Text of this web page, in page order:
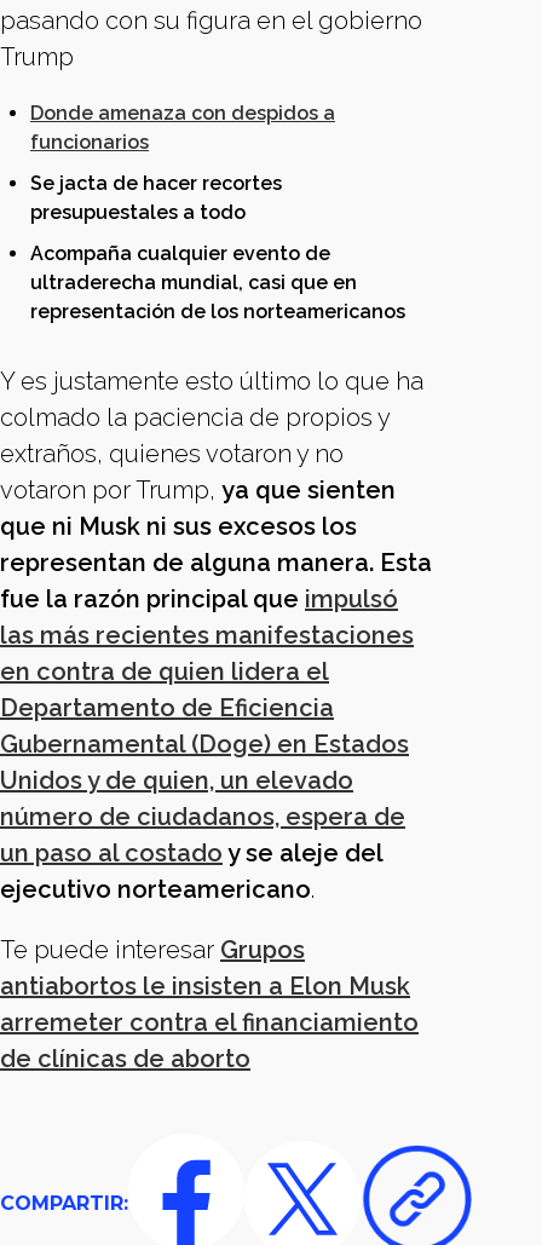
pasando con su figura en el gobierno
Trump
Donde amenaza con despidos a
funcionarios
Se jacta de hacer recortes
presupuestales a todo
Acompaña cualquier evento de
ultraderecha mundial, casi que en
representación de los norteamericanos
Y es justamente esto último lo que ha
colmado la paciencia de propios y
extraños, quienes votaron y no
votaron por Trump, ya que sienten
que ni Musk ni sus excesos los
representan de alguna manera. Esta
fue la razón principal que impulsó
las más recientes manifestaciones
en contra de quien lidera el
Departamento de Eficiencia
Gubernamental (Doge) en Estados
Unidos y de quien, un elevado
número de ciudadanos, espera de
un paso al costado y se aleje del
ejecutivo norteamericano.
Te puede interesar Grupos
antiabortos le insisten a Elon Musk
arremeter contra el financiamiento
de clínicas de aborto
COMPARTIR: